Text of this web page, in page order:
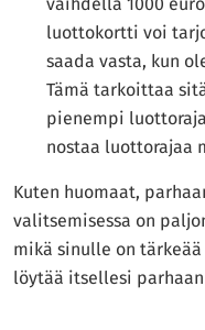
luottokortti voi
saada vasta, kun
Tämä tarkoittaa
pienempi
nostaa luottorajaa
Kuten huomaat,
valitsemisessa on
mikä sinulle on
löytää itsellesi